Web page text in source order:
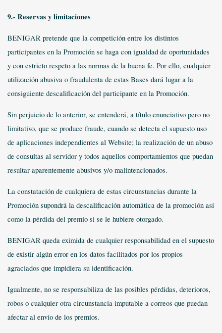
9.- Reservas y limitaciones
BENIGAR pretende que la competición entre los distintos
participantes en la Promoción se haga con igualdad de oportunidades
y con estricto respeto a las normas de la buena fe. Por ello, cualquier
utilización abusiva o fraudulenta de estas Bases dará lugar a la
consiguiente descalificación del participante en la Promoción.
Sin perjuicio de lo anterior, se entenderá, a título enunciativo pero no
limitativo, que se produce fraude, cuando se detecta el supuesto uso
de aplicaciones independientes al Website; la realización de un abuso
de consultas al servidor y todos aquellos comportamientos que puedan
resultar aparentemente abusivos y/o malintencionados.
La constatación de cualquiera de estas circunstancias durante la
Promoción supondrá la descalificación automática de la promoción así
como la pérdida del premio si se le hubiere otorgado.
BENIGAR queda eximida de cualquier responsabilidad en el supuesto
de existir algún error en los datos facilitados por los propios
agraciados que impidiera su identificación.
Igualmente, no se responsabiliza de las posibles pérdidas, deterioros,
robos o cualquier otra circunstancia imputable a correos que puedan
afectar al envío de los premios.